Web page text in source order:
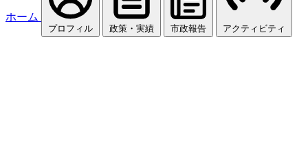
ホーム
プロフィル 政策・実績 市政報告 アクティビティ